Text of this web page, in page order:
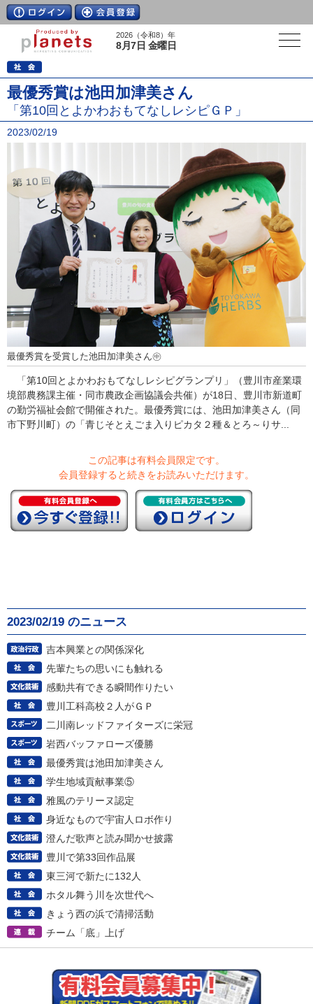
2026（令和8）年
8月7日 金曜日
最優秀賞は池田加津美さん
「第10回とよかわおもてなしレシピＧＰ」
2023/02/19
最優秀賞を受賞した池田加津美さん㊥
「第10回とよかわおもてなしレシピグランプリ」（豊川市産業環
境部農務課主催・同市農政企画協議会共催）が18日、豊川市新道町
の勤労福祉会館で開催された。最優秀賞には、池田加津美さん（同
市下野川町）の「青じそとえごま入りピカタ２種＆とろ～りサ...
この記事は有料会員限定です。
会員登録すると続きをお読みいただけます。
2023/02/19 のニュース
吉本興業との関係深化
先輩たちの思いにも触れる
感動共有できる瞬間作りたい
豊川工科高校２人がＧＰ
二川南レッドファイターズに栄冠
岩西バッファローズ優勝
最優秀賞は池田加津美さん
学生地域貢献事業⑤
雅風のテリーヌ認定
身近なもので宇宙人ロボ作り
澄んだ歌声と読み聞かせ披露
豊川で第33回作品展
東三河で新たに132人
ホタル舞う川を次世代へ
きょう西の浜で清掃活動
チーム「底」上げ